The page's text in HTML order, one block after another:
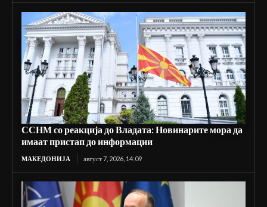
ССНМ со реакција до Владата: Новинарите мора да
имаат пристап до информации
МАКЕДОНИЈА август 7, 2026, 14:09